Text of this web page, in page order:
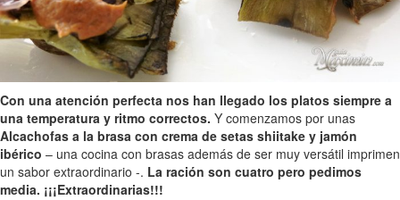
Con una atención perfecta nos han llegado los platos siempre a
una temperatura y ritmo correctos. Y comenzamos por unas
Alcachofas a la brasa con crema de setas shiitake y jamón
ibérico – una cocina con brasas además de ser muy versátil imprimen
un sabor extraordinario -. La ración son cuatro pero pedimos
media. ¡¡¡Extraordinarias!!!